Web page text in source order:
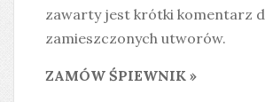
zawarty jest krótki komentarz
zamieszczonych utworów.
ZAMÓW ŚPIEWNIK »